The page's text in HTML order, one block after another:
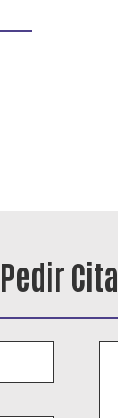
Pedir Cita